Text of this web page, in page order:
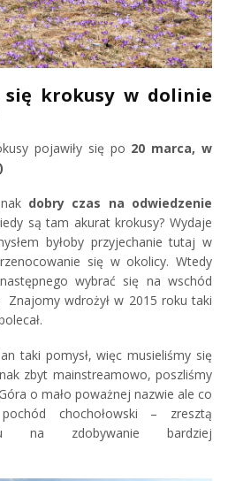
się krokusy w dolinie
pojawiły się po 20 marca, w
dobry czas na odwiedzenie
są tam akurat krokusy? Wydaje
byłoby przyjechanie tutaj w
się w okolicy. Wtedy
wybrać się na wschód
Znajomy wdrożył w 2015 roku taki
taki pomysł, więc musieliśmy się
zbyt mainstreamowo, poszliśmy
o mało poważnej nazwie ale co
chochołowski – zresztą
na zdobywanie bardziej